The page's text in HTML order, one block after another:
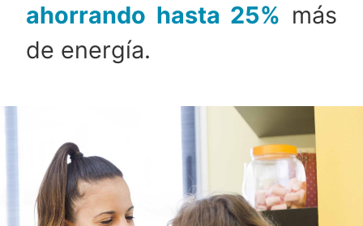
ahorrando hasta 25% más
de energía.